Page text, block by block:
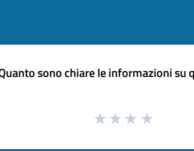
sono chiare le informazioni su